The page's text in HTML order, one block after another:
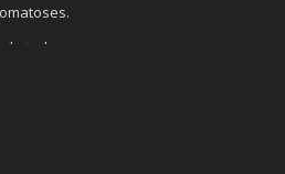
todas as pessoas que